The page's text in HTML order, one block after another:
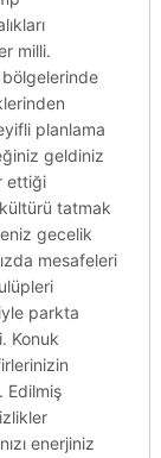
milli.
bölgelerinde
planlama
geldiniz
ettiği
tatmak
gecelik
mesafeleri
parkta
Konuk
Edilmiş
enerjiniz